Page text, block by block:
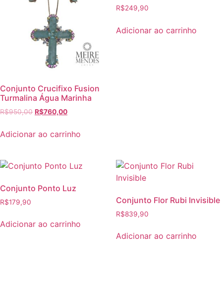
Conjunto Crucifixo Fusion
Turmalina Água Marinha
R$950,00 R$760,00
Adicionar ao carrinho
R$249,90
Adicionar ao carrinho
Conjunto Ponto Luz
R$179,90
Adicionar ao carrinho
Conjunto Flor Rubi Invisible
R$839,90
Adicionar ao carrinho